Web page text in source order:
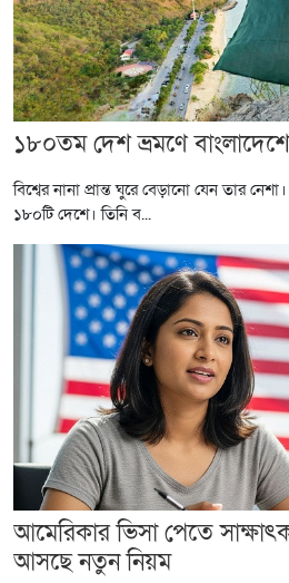
১৮০তম দেশ ভ্রমণে
বিশ্বের নানা প্রান্ত ঘুরে বেড়ানো যেন তার
১৮০টি দেশে। তিনি ব...
আমেরিকার ভিসা পেতে
আসছে নতুন নিয়ম